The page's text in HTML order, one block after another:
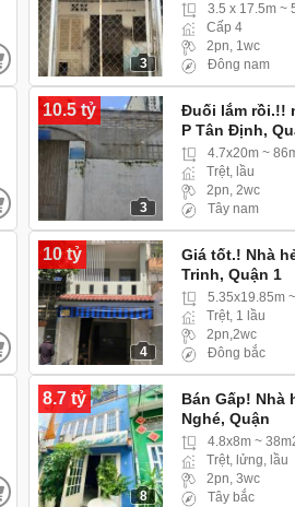
3
3.5 x 17.5m ~
Cấp 4
2pn, 1wc
Đông nam
10.5 tỷ
3
Đuối lắm rồi.!!
P Tân Định,
4.7x20m ~
Trệt, lầu
2pn, 2wc
Tây nam
10 tỷ
4
Giá tốt.! Nhà
Trinh, Quận 1
5.35x19.85m
Trệt, 1 lầu
2pn,2wc
Đông bắc
8.7 tỷ
8
Bán Gấp! Nhà
Nghé, Quận
4.8x8m ~
Trệt, lửng, lầu
2pn, 3wc
Tây bắc